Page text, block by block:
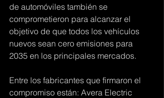
de automóviles también se
comprometieron para alcanzar el
objetivo de que todos los vehículos
nuevos sean cero emisiones para
2035 en los principales mercados.
Entre los fabricantes que firmaron el
compromiso están: Avera Electric